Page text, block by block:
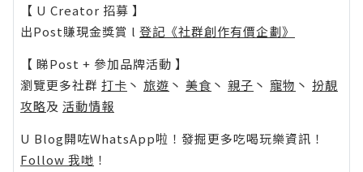
【 U Creator 招募 】
出Post賺現金獎賞 l 登記《社群創作有價企劃》
【 睇Post + 參加品牌活動 】
瀏覽更多社群 打卡 丶 旅遊 丶 美食 丶 親子 丶 寵物 丶 扮靚
攻略及 活動情報
U Blog開咗WhatsApp啦！發掘更多吃喝玩樂資訊！
Follow 我哋 ！